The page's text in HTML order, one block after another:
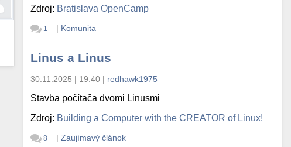
Zdroj: Bratislava OpenCamp
1 | Komunita
Linus a Linus
30.11.2025 | 19:40 | redhawk1975
Stavba počítača dvomi Linusmi
Zdroj: Building a Computer with the CREATOR of Linux!
8 | Zaujímavý článok